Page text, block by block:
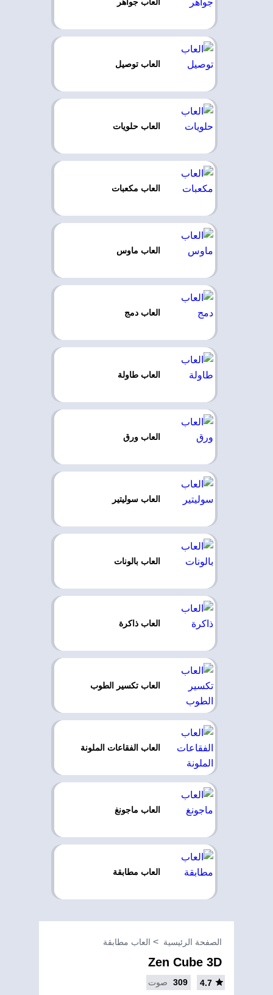
العاب توصيل
العاب حلويات
العاب مكعبات
العاب ماوس
العاب دمج
العاب طاولة
العاب ورق
العاب سوليتير
العاب بالونات
العاب ذاكرة
العاب تكسير الطوب
العاب الفقاعات الملونة
العاب ماجونغ
العاب مطابقة
الصفحة الرئيسية العاب مطابقة
Zen Cube 3D
4.7
309 صوت